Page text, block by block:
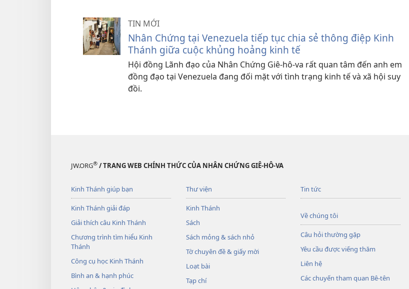
TIN MỚI
Nhân Chứng tại Venezuela tiếp tục chia sẻ thông điệp Kinh
Thánh giữa cuộc khủng hoảng kinh tế
Hội đồng Lãnh đạo của Nhân Chứng Giê-hô-va rất quan tâm đến anh em
đồng đạo tại Venezuela đang đối mặt với tình trạng kinh tế và xã hội suy
đồi.
JW.ORG® / TRANG WEB CHÍNH THỨC CỦA NHÂN CHỨNG GIÊ-HÔ-VA
Kinh Thánh giúp bạn
Kinh Thánh giải đáp
Giải thích câu Kinh Thánh
Chương trình tìm hiểu Kinh
Thánh
Công cụ học Kinh Thánh
Bình an & hạnh phúc
Thư viện
Kinh Thánh
Sách
Sách mỏng & sách nhỏ
Tờ chuyên đề & giấy mời
Loạt bài
Tạp chí
Tin tức
Về chúng tôi
Câu hỏi thường gặp
Yêu cầu được viếng thăm
Liên hệ
Các chuyến tham quan Bê-tên